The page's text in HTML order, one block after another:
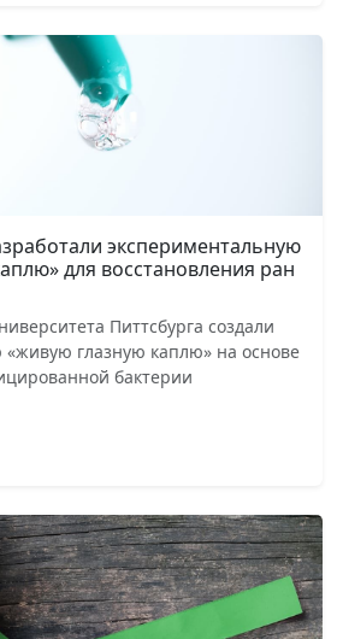
экспериментальную
для восстановления ран
Питтсбурга создали
глазную каплю» на основе
бактерии